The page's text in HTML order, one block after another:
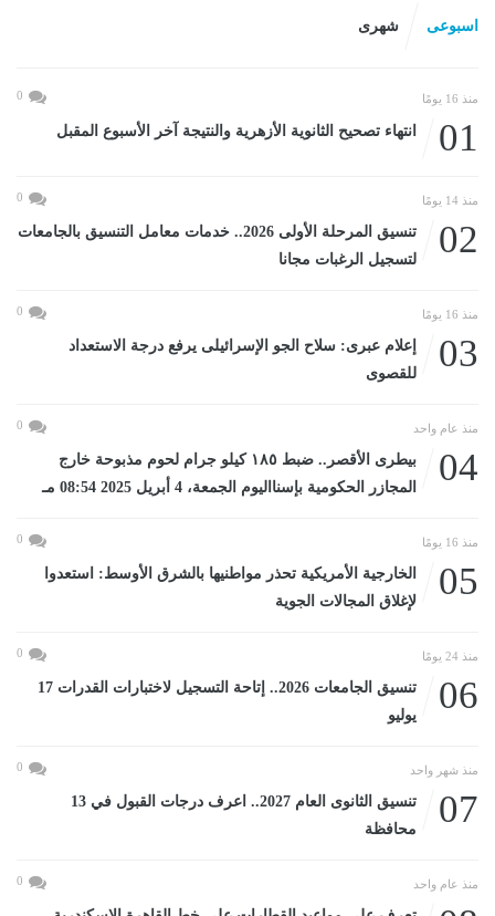
اسبوعى شهرى
منذ 16 يومًا 0
01 انتهاء تصحيح الثانوية الأزهرية والنتيجة آخر الأسبوع المقبل
منذ 14 يومًا 0
02
تنسيق المرحلة الأولى 2026.. خدمات معامل التنسيق بالجامعات
لتسجيل الرغبات مجانا
منذ 16 يومًا 0
03
إعلام عبرى: سلاح الجو الإسرائيلى يرفع درجة الاستعداد
للقصوى
منذ عام واحد 0
04
بيطرى الأقصر.. ضبط ١٨٥ كيلو جرام لحوم مذبوحة خارج
المجازر الحكومية بإسنااليوم الجمعة، 4 أبريل 2025 08:54 مـ
منذ 16 يومًا 0
05
الخارجية الأمريكية تحذر مواطنيها بالشرق الأوسط: استعدوا
لإغلاق المجالات الجوية
منذ 24 يومًا 0
06
تنسيق الجامعات 2026.. إتاحة التسجيل لاختبارات القدرات 17
يوليو
منذ شهر واحد 0
07
تنسيق الثانوى العام 2027.. اعرف درجات القبول في 13
محافظة
منذ عام واحد 0